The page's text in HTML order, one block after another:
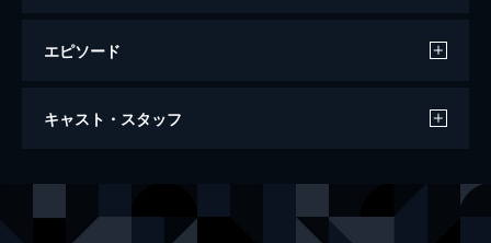
エピソード
シンクロナイズドモンスター
キャスト・スタッフ
オスカー